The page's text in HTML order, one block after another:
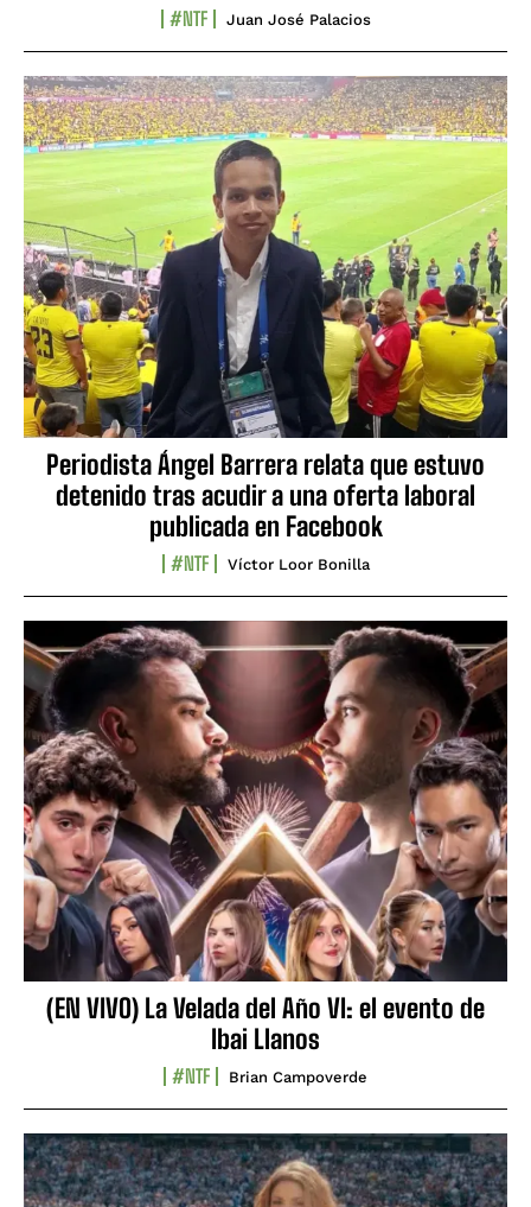
#NTF Juan José Palacios
Periodista Ángel Barrera relata que estuvo
detenido tras acudir a una oferta laboral
publicada en Facebook
#NTF Víctor Loor Bonilla
(EN VIVO) La Velada del Año VI: el evento de
Ibai Llanos
#NTF Brian Campoverde